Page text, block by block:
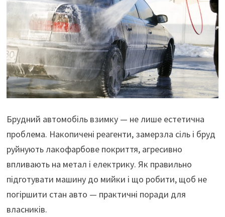
Брудний автомобіль взимку — не лише естетична
проблема. Накопичені реагенти, замерзла сіль і бруд
руйнують лакофарбове покриття, агресивно
впливають на метал і електрику. Як правильно
підготувати машину до мийки і що робити, щоб не
погіршити стан авто — практичні поради для
власників.